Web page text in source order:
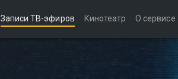
Записи ТВ-эфиров Кинотеатр О сервисе